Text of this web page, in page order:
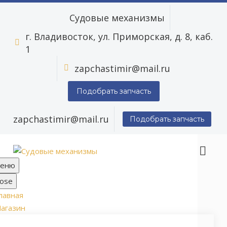
Судовые механизмы


г. Владивосток, ул. Приморская, д. 8, каб.
1

 zapchastimir@mail.ru
Подобрать запчасть
zapchastimir@mail.ru Подобрать запчасть